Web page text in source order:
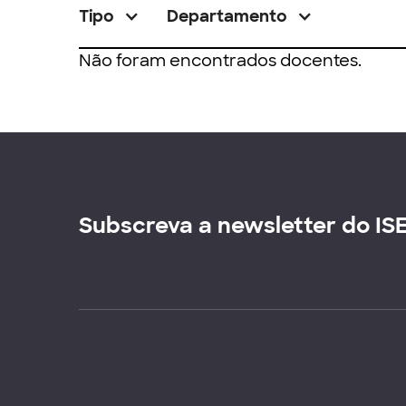
Tipo Departamento
Não foram encontrados docentes.
Subscreva a newsletter do